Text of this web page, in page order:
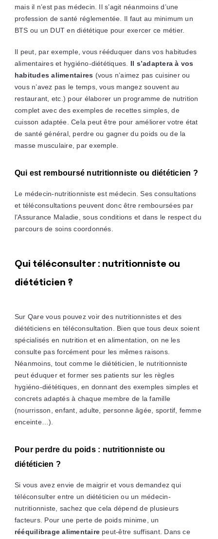
mais il n’est pas médecin. Il s’agit néanmoins d’une
profession de santé réglementée. Il faut au minimum un
BTS ou un DUT en diététique pour exercer ce métier.
Il peut, par exemple, vous rééduquer dans vos habitudes
alimentaires et hygiéno-diététiques. Il s’adaptera à vos
habitudes alimentaires (vous n’aimez pas cuisiner ou
vous n’avez pas le temps, vous mangez souvent au
restaurant, etc.) pour élaborer un programme de nutrition
complet avec des exemples de recettes simples, de
cuisson adaptée. Cela peut être pour améliorer votre état
de santé général, perdre ou gagner du poids ou de la
masse musculaire, par exemple.
Qui est remboursé nutritionniste ou diététicien ?
Le médecin-nutritionniste est médecin. Ses consultations
et téléconsultations peuvent donc être remboursées par
l’Assurance Maladie, sous conditions et dans le respect du
parcours de soins coordonnés.
Qui téléconsulter : nutritionniste ou
diététicien ?
Sur Qare vous pouvez voir des nutritionnistes et des
diététiciens en téléconsultation. Bien que tous deux soient
spécialisés en nutrition et en alimentation, on ne les
consulte pas forcément pour les mêmes raisons.
Néanmoins, tout comme le diététicien, le nutritionniste
peut éduquer et former ses patients sur les règles
hygiéno-diététiques, en donnant des exemples simples et
concrets adaptés à chaque membre de la famille
(nourrisson, enfant, adulte, personne âgée, sportif, femme
enceinte…).
Pour perdre du poids : nutritionniste ou
diététicien ?
Si vous avez envie de maigrir et vous demandez qui
téléconsulter entre un diététicien ou un médecin-
nutritionniste, sachez que cela dépend de plusieurs
facteurs. Pour une perte de poids minime, un
rééquilibrage alimentairepeut-être suffisant. Dans ce